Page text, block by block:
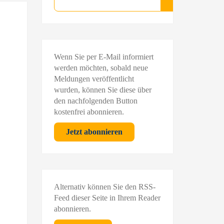
Wenn Sie per E-Mail informiert
werden möchten, sobald neue
Meldungen veröffentlicht
wurden, können Sie diese über
den nachfolgenden Button
kostenfrei abonnieren.
Jetzt abonnieren
Alternativ können Sie den RSS-
Feed dieser Seite in Ihrem Reader
abonnieren.